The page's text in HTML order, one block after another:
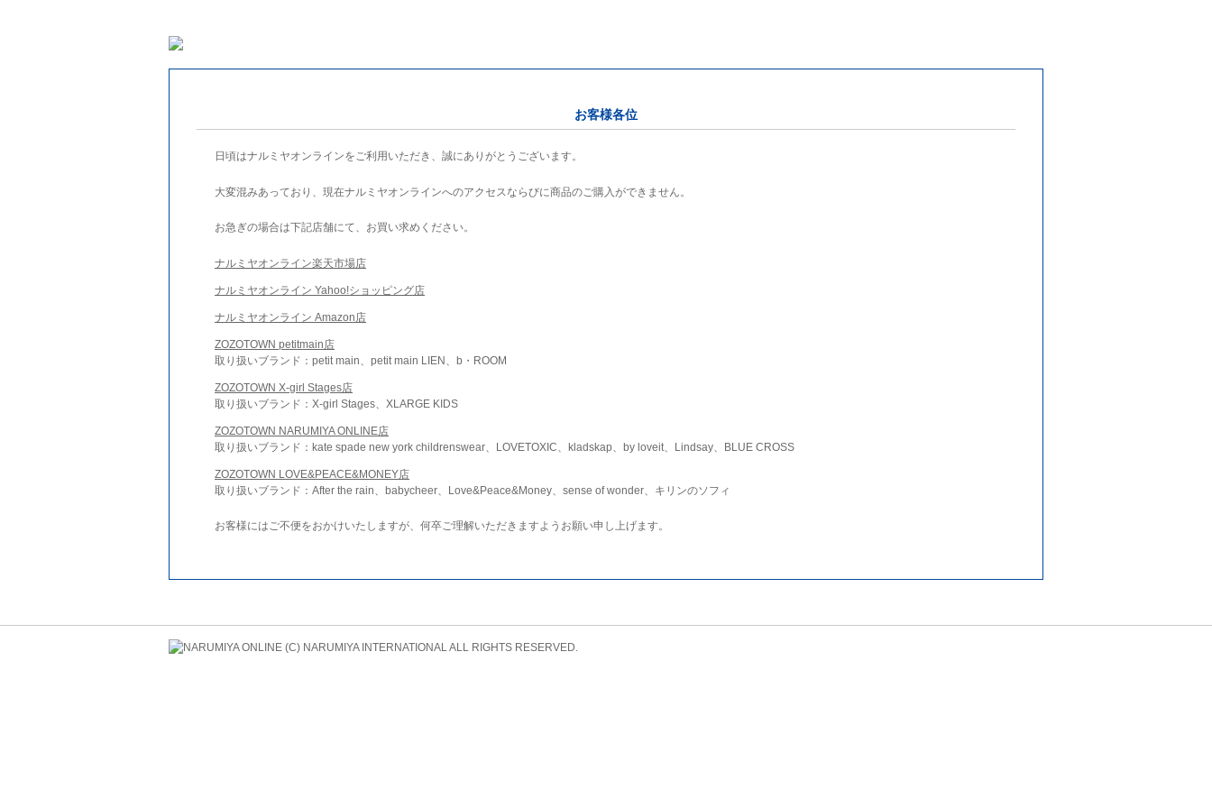
お客様各位
日頃はナルミヤオンラインをご利用いただき、誠にありがとうございます。
大変混みあっており、現在ナルミヤオンラインへのアクセスならびに商品のご購入ができません。
お急ぎの場合は下記店舗にて、お買い求めください。
ナルミヤオンライン楽天市場店
ナルミヤオンライン Yahoo!ショッピング店
ナルミヤオンライン Amazon店
ZOZOTOWN petitmain店
取り扱いブランド：petit main、petit main LIEN、b・ROOM
ZOZOTOWN X-girl Stages店
取り扱いブランド：X-girl Stages、XLARGE KIDS
ZOZOTOWN NARUMIYA ONLINE店
取り扱いブランド：kate spade new york childrenswear、LOVETOXIC、kladskap、by loveit、Lindsay、BLUE CROSS
ZOZOTOWN LOVE&PEACE&MONEY店
取り扱いブランド：After the rain、babycheer、Love&Peace&Money、sense of wonder、キリンのソフィ
お客様にはご不便をおかけいたしますが、何卒ご理解いただきますようお願い申し上げます。